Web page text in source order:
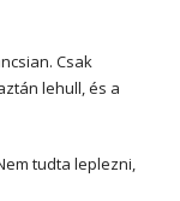
Csak
lehull, és a
tudta leplezni,